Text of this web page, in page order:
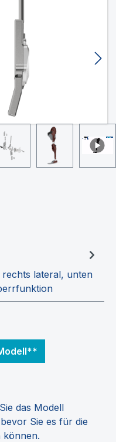
rechts lateral, unten
das Modell
Sie es für die
können.